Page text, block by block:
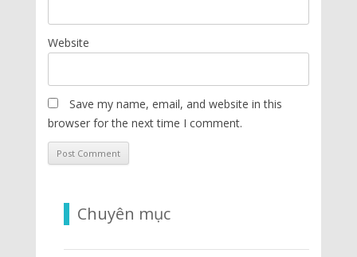
Website
Save my name, email, and website in this
browser for the next time I comment.
Chuyên mục